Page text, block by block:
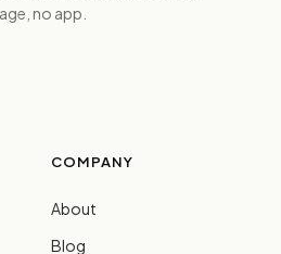
no app.
COMPANY
About
Blog